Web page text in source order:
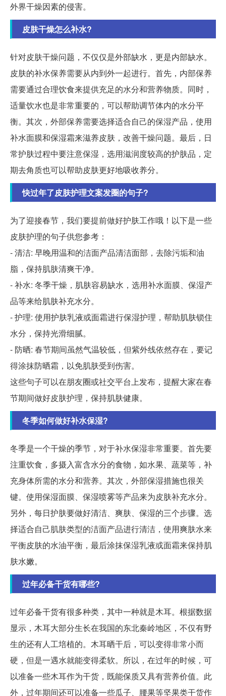
外界干燥因素的侵害。
皮肤干燥怎么补水?
针对皮肤干燥问题，不仅仅是外部缺水，更是内部缺水。
皮肤的补水保养需要从内到外一起进行。首先，内部保养
需要通过合理饮食来提供充足的水分和营养物质。同时，
适量饮水也是非常重要的，可以帮助调节体内的水分平
衡。其次，外部保养需要选择适合自己的保湿产品，使用
补水面膜和保湿霜来滋养皮肤，改善干燥问题。最后，日
常护肤过程中要注意保湿，选用滋润度较高的护肤品，定
期去角质也可以帮助皮肤更好地吸收养分。
快过年了皮肤护理文案发圈的句子?
为了迎接春节，我们要提前做好护肤工作哦！以下是一些
皮肤护理的句子供您参考：
- 清洁: 早晚用温和的洁面产品清洁面部，去除污垢和油
脂，保持肌肤清爽干净。
- 补水: 冬季干燥，肌肤容易缺水，选用补水面膜、保湿产
品等来给肌肤补充水分。
- 护理: 使用护肤乳液或面霜进行保湿护理，帮助肌肤锁住
水分，保持光滑细腻。
- 防晒: 春节期间虽然气温较低，但紫外线依然存在，要记
得涂抹防晒霜，以免肌肤受到伤害。
这些句子可以在朋友圈或社交平台上发布，提醒大家在春
节期间做好皮肤护理，保持肌肤健康。
冬季如何做好补水保湿?
冬季是一个干燥的季节，对于补水保湿非常重要。首先要
注重饮食，多摄入富含水分的食物，如水果、蔬菜等，补
充身体所需的水分和营养。其次，外部保湿措施也很关
键。使用保湿面膜、保湿喷雾等产品来为皮肤补充水分。
另外，每日护肤要做好清洁、爽肤、保湿的三个步骤。选
择适合自己肌肤类型的洁面产品进行清洁，使用爽肤水来
平衡皮肤的水油平衡，最后涂抹保湿乳液或面霜来保持肌
肤水嫩。
过年必备干货有哪些?
过年必备干货有很多种类，其中一种就是木耳。根据数据
显示，木耳大部分生长在我国的东北秦岭地区，不仅有野
生的还有人工培植的。木耳晒干后，可以变得非常小而
硬，但是一遇水就能变得柔软。所以，在过年的时候，可
以准备一些木耳作为干货，既能保质又具有营养价值。此
外，过年期间还可以准备一些瓜子、腰果等坚果类干货作